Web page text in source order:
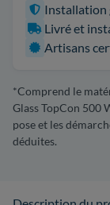
Installation
Livré et
Artisans
*Comprend le
Glass TopCon 500
pose et les
déduites.